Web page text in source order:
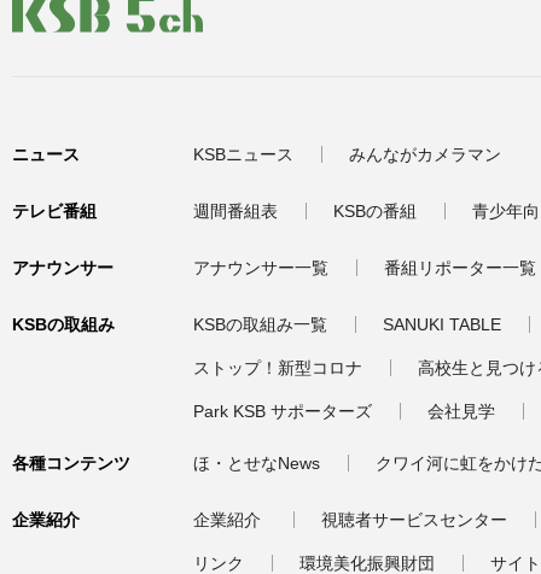
ニュース KSBニュース みんながカメラマン
テレビ番組 週間番組表 KSBの番組 青少年
アナウンサー アナウンサー一覧 番組リポーター一覧
KSBの取組み KSBの取組み一覧 SANUKI TABLE
ストップ！新型コロナ 高校生と見つ
Park KSB サポーターズ 会社見学
各種コンテンツ ほ・とせなNews クワイ河に虹をかけ
企業紹介 企業紹介 視聴者サービスセンター
リンク 環境美化振興財団 サイ